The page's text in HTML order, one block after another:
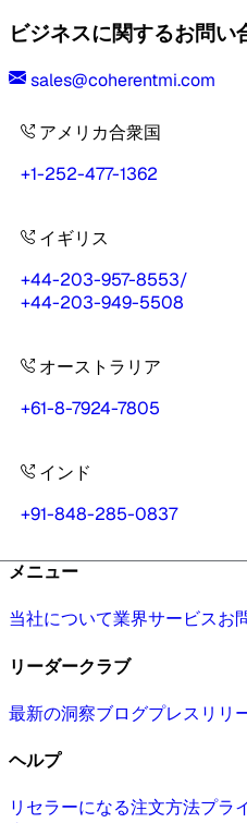
ビジネスに関するお問い
sales@coherentmi.com
アメリカ合衆国
+1-252-477-1362
イギリス
+44-203-957-8553/
+44-203-949-5508
オーストラリア
+61-8-7924-7805
インド
+91-848-285-0837
メニュー
当社について業界サービスお
リーダークラブ
最新の洞察ブログプレスリリ
ヘルプ
リセラーになる注文方法プラ